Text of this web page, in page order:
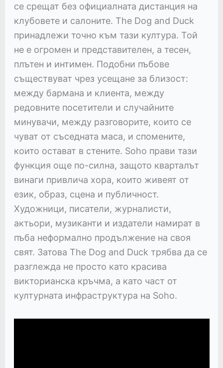
се срещат без официалната дистанция на
клубовете и салоните. The Dog and Duck
принадлежи точно към тази култура. Той
не е огромен и представителен, а тесен,
плътен и интимен. Подобни пъбове
съществуват чрез усещане за близост:
между бармана и клиента, между
редовните посетители и случайните
минувачи, между разговорите, които се
чуват от съседната маса, и спомените,
които остават в стените. Soho прави тази
функция още по-силна, защото кварталът
винаги привлича хора, които живеят от
език, образ, сцена и публичност.
Художници, писатели, журналисти,
актьори, музиканти и издатели намират в
пъба неформално продължение на своя
свят. Затова The Dog and Duck трябва да се
разглежда не просто като красива
викторианска кръчма, а като част от
културната инфраструктура на Soho.